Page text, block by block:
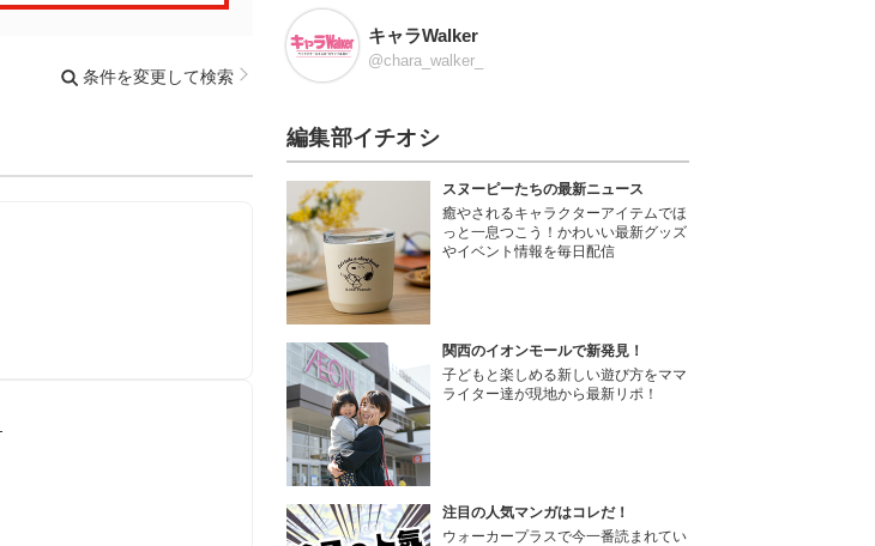
条件を変更して検索
キャラWalker
@chara_walker_
編集部イチオシ
スヌーピーたちの最新ニュース
癒やされるキャラクターアイテムでほ
っと一息つこう！かわいい最新グッズ
やイベント情報を毎日配信
関西のイオンモールで新発見！
子どもと楽しめる新しい遊び方をママ
ライター達が現地から最新リポ！
注目の人気マンガはコレだ！
ウォーカープラスで今一番読まれてい